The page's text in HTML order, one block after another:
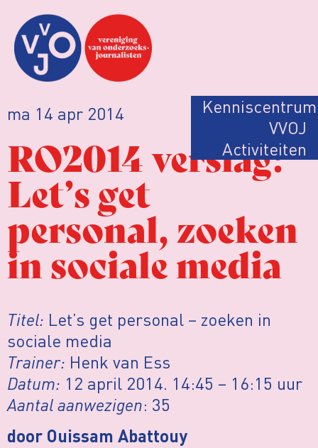
ma 14 apr 2014 Kenniscentrum
VVOJ
Activiteiten
RO2014 verslag:
Let’s get
personal, zoeken
in sociale media
Titel: Let’s get personal – zoeken in
sociale media
Trainer: Henk van Ess
Datum: 12 april 2014. 14:45 – 16:15 uur
Aantal aanwezigen: 35
door Ouissam Abattouy